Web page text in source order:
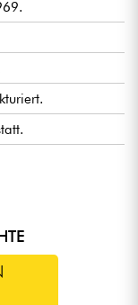
Sie ein gutes